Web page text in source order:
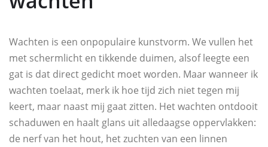
Wachten is een onpopulaire kunstvorm. We vullen het
met schermlicht en tikkende duimen, alsof leegte een
gat is dat direct gedicht moet worden. Maar wanneer ik
wachten toelaat, merk ik hoe tijd zich niet tegen mij
keert, maar naast mij gaat zitten. Het wachten ontdooit
schaduwen en haalt glans uit alledaagse oppervlakken:
de nerf van het hout, het zuchten van een linnen